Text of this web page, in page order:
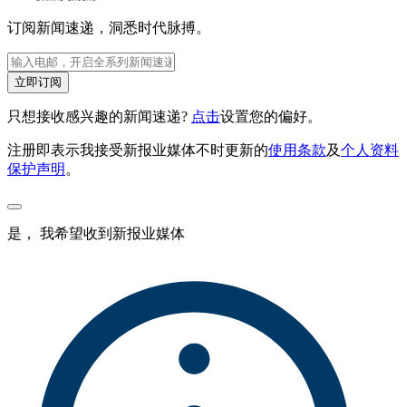
订阅新闻速递，洞悉时代脉搏。
立即订阅
只想接收感兴趣的新闻速递? 点击设置您的偏好。
注册即表示我接受新报业媒体不时更新的使用条款及个人资料
保护声明 。
是， 我希望收到新报业媒体